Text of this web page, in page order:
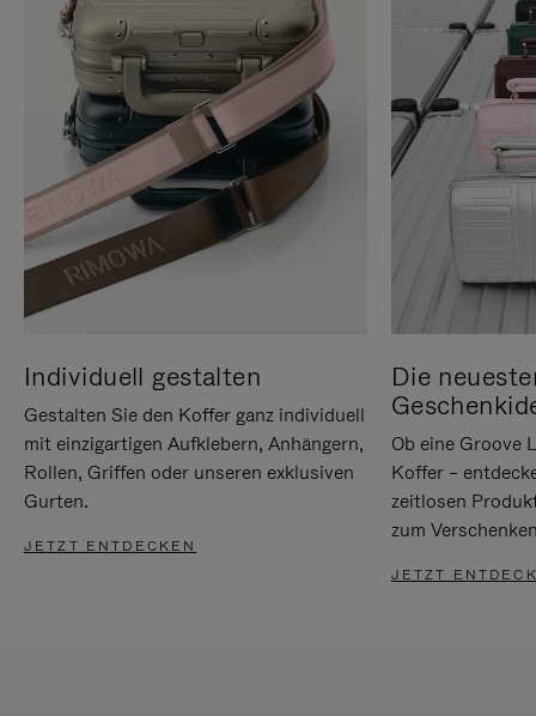
Individuell gestalten
Gestalten Sie den Koffer ganz individuell
mit einzigartigen Aufklebern, Anhängern,
Rollen, Griffen oder unseren exklusiven
Gurten.
JETZT ENTDECKEN
Die
Ob eine Groove
Koffer –
zeitlosen
zum
JETZT